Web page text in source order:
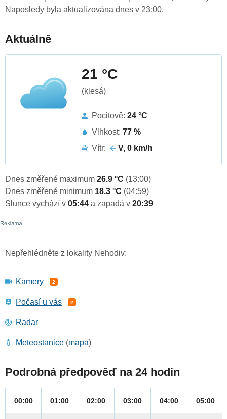
Naposledy byla aktualizována dnes v 23:00.
Aktuálně
21 °C
(klesá)
Pocitově: 24 °C
Vlhkost: 77 %
Vítr:
V, 0 km/h
Dnes změřené maximum 26.9 °C (13:00)
Dnes změřené minimum 18.3 °C (04:59)
Slunce vychází v 05:44 a zapadá v 20:39
Nepřehlédněte z lokality Nehodiv:
Kamery 2
Počasí u vás 2
Radar
Meteostanice (mapa)
Podrobná předpověď na 24 hodin
00:00 01:00 02:00 03:00 04:00 05:00